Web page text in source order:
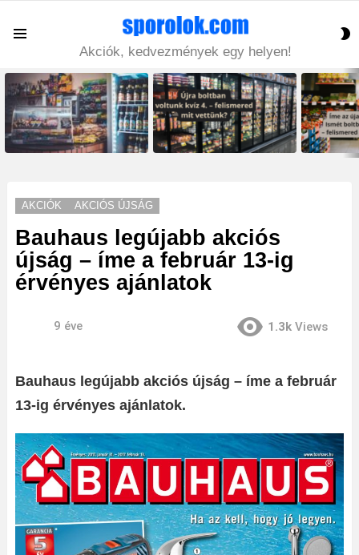
Akciók, kedvezmények egy helyen!
LATEST
STORIES
AKCIÓK AKCIÓS ÚJSÁG
Bauhaus legújabb akciós
újság – íme a február 13-ig
érvényes ajánlatok
9 éve 1.3k Views
Bauhaus legújabb akciós újság – íme a február
13-ig érvényes ajánlatok.